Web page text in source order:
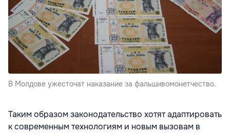
В Молдове ужесточат наказание за фальшивомонетчество.
Таким образом законодательство хотят адаптировать
к современным технологиям и новым вызовам в